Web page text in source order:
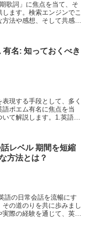
歌詞」に焦点を当て、そ
ます。検索エンジンでこ
法や感想、そして共感を
有名: 知っておくべき
現する手段として、多く
ポエム有名に焦点を当
て解説します。1.英語ポ
レベル 期間を短縮
方法とは？
語の日常会話を流暢にす
の道のりを共に歩みまし
際の経験を通じて、英語